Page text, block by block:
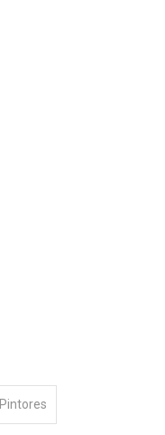
Pintores